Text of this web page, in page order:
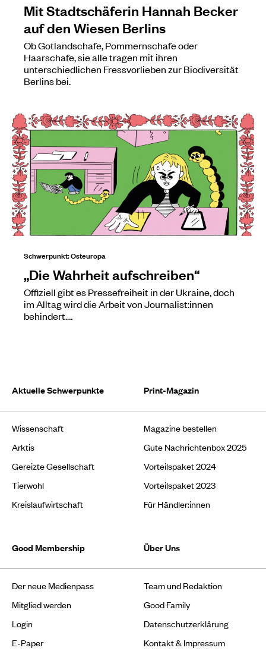
Mit Stadtschäferin Hannah Becker
auf den Wiesen Berlins
Ob Gotlandschafe, Pommernschafe oder
Haarschafe, sie alle tragen mit ihren
unterschiedlichen Fressvorlieben zur Biodiversität
Berlins bei.
Schwerpunkt: Osteuropa
„Die Wahrheit aufschreiben“
Offiziell gibt es Pressefreiheit in der Ukraine, doch
im Alltag wird die Arbeit von Journalist:innen
behindert.…
Aktuelle Schwerpunkte
Wissenschaft
Arktis
Gereizte Gesellschaft
Tierwohl
Kreislaufwirtschaft
Print-Magazin
Magazine bestellen
Gute Nachrichtenbox 2025
Vorteilspaket 2024
Vorteilspaket 2023
Für Händler:innen
Good Membership
Der neue Medienpass
Mitglied werden
Login
E-Paper
Über Uns
Team und Redaktion
Good Family
Datenschutzerklärung
Kontakt & Impressum